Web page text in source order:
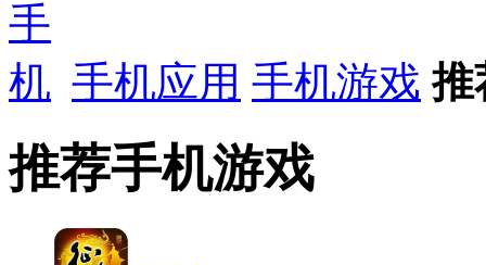
手机应用 手机游戏 推
推荐手机游戏